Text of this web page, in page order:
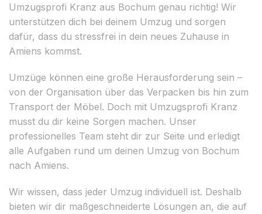
Umzugsprofi Kranz aus Bochum genau richtig! Wir
unterstützen dich bei deinem Umzug und sorgen
dafür, dass du stressfrei in dein neues Zuhause in
Amiens kommst.
Umzüge können eine große Herausforderung sein –
von der Organisation über das Verpacken bis hin zum
Transport der Möbel. Doch mit Umzugsprofi Kranz
musst du dir keine Sorgen machen. Unser
professionelles Team steht dir zur Seite und erledigt
alle Aufgaben rund um deinen Umzug von Bochum
nach Amiens.
Wir wissen, dass jeder Umzug individuell ist. Deshalb
bieten wir dir maßgeschneiderte Lösungen an, die auf